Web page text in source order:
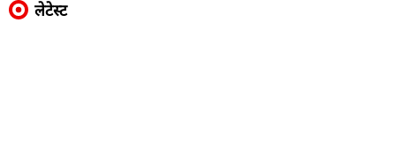
लेटेस्ट